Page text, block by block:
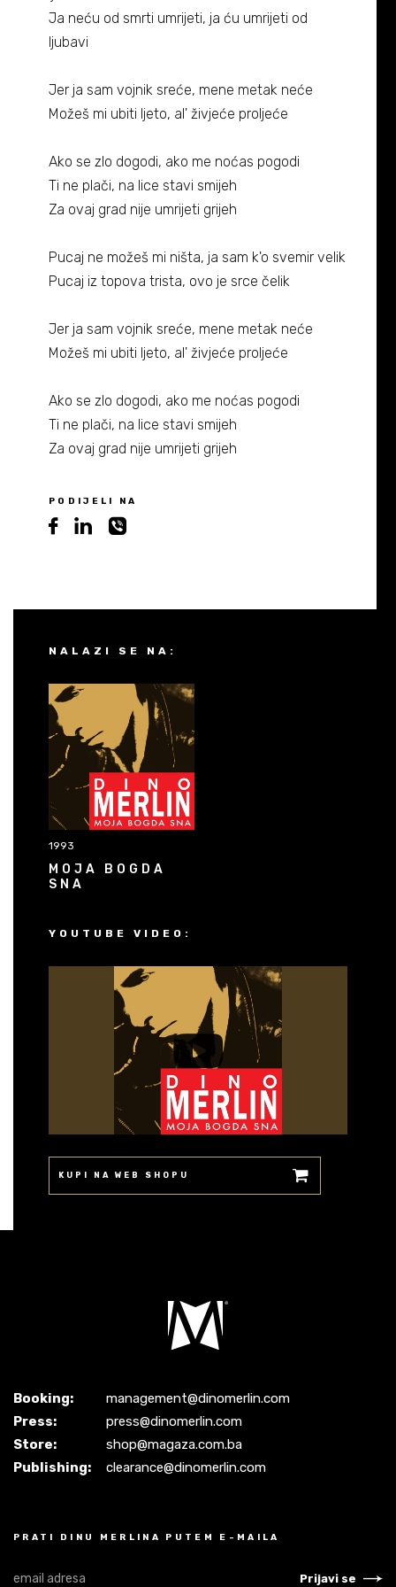
Partneri
Kontakt
Ja neću od smrti umrijeti, ja ću umrijeti od
ljubavi
Jer ja sam vojnik sreće, mene metak neće
Možeš mi ubiti ljeto, al' živjeće proljeće
Ako se zlo dogodi, ako me noćas pogodi
Ti ne plači, na lice stavi smijeh
Za ovaj grad nije umrijeti grijeh
Pucaj ne možeš mi ništa, ja sam k'o svemir velik
Pucaj iz topova trista, ovo je srce čelik
Jer ja sam vojnik sreće, mene metak neće
Možeš mi ubiti ljeto, al' živjeće proljeće
Ako se zlo dogodi, ako me noćas pogodi
Ti ne plači, na lice stavi smijeh
Za ovaj grad nije umrijeti grijeh
PODIJELI NA
NALAZI SE NA:
1993
MOJA BOGDA
SNA
YOUTUBE VIDEO:
KUPI NA WEB SHOPU
Booking:
management@dinomerlin.com
Press:
press@dinomerlin.com
Store:
shop@magaza.com.ba
Publishing:
clearance@dinomerlin.com
PRATI DINU MERLINA PUTEM E-MAILA
Prijavi se